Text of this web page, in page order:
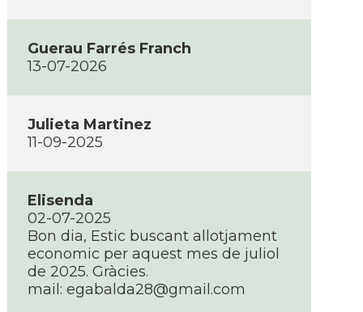
Guerau Farrés Franch
13-07-2026
Julieta Martinez
11-09-2025
Elisenda
02-07-2025
Bon dia, Estic buscant allotjament
economic per aquest mes de juliol
de 2025. Gràcies.
mail: egabalda28@gmail.com